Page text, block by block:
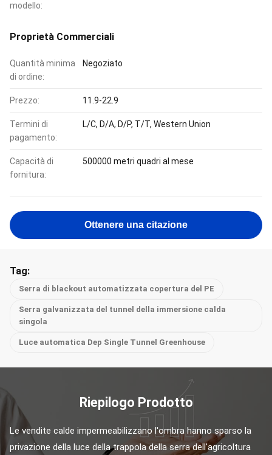
modello:
Proprietà Commerciali
Quantità minima
di ordine:
Negoziato
Prezzo: 11.9-22.9
Termini di
pagamento:
L/C, D/A, D/P, T/T, Western Union
Capacità di
fornitura:
500000 metri quadri al mese
Ottenere una citazione
Tag:
Serra di blackout automatizzata copertura del PE
Serra galvanizzata del tunnel della immersione calda
singola
Luce automatica Dep Single Tunnel Greenhouse
Riepilogo Prodotto
Le vendite calde impermeabilizzano l'ombra hanno sparso la
privazione della luce della trappola della serra dell'agricoltura